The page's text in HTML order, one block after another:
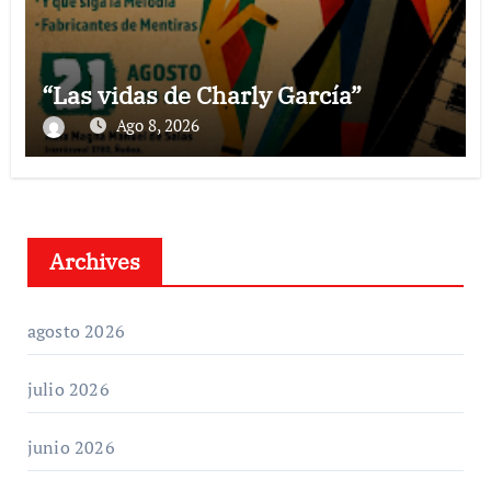
“Las vidas de Charly García”
Ago 8, 2026
Archives
agosto 2026
julio 2026
junio 2026